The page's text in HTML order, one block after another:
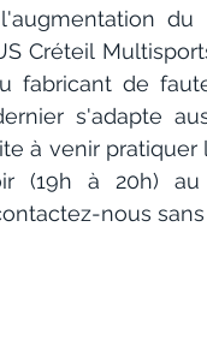
Créteil
fabricant de
s'adapte
à venir
(19h à 20h)
nous